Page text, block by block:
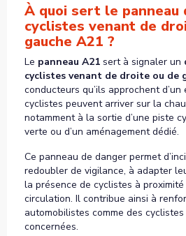
À quoi sert le panneau
cyclistes venant de
gauche A21 ?
Le panneau A21 sert à signaler un
cyclistes venant de droite ou de
conducteurs qu’ils approchent
cyclistes peuvent arriver sur la
notamment à la sortie d’une piste
verte ou d’un aménagement dédié.
Ce panneau de danger permet
redoubler de vigilance, à adapter
la présence de cyclistes à
circulation. Il contribue ainsi à
automobilistes comme des
concernées.